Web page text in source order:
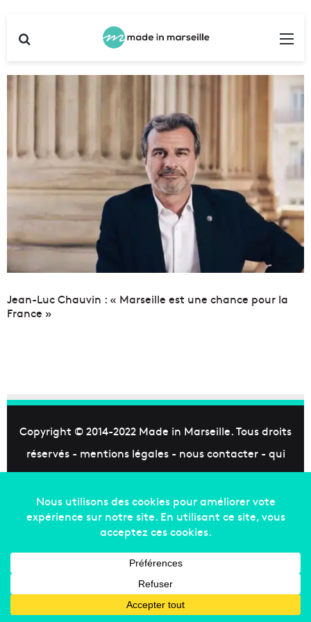
Jean-Luc Chauvin : « Marseille est une chance pour la
France »
Copyright © 2014-2022 Made in Marseille. Tous droits
réservés - mentions légales- nous contacter- qui
sommes-nous-annonceurs
Facebook
X LinkedinYouTubeInstagram
RSS